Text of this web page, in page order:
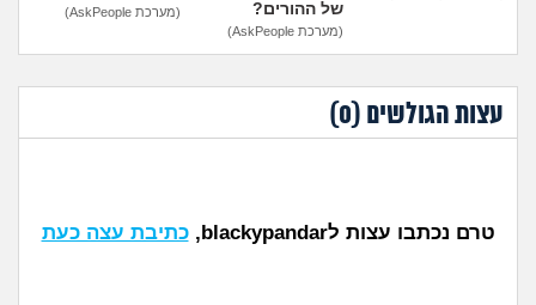
של ההורים?
(מערכת AskPeople)
(מערכת AskPeople)
עצות הגולשים (0
)
טרם נכתבו עצות לblackypandar, כתיבת עצה כעת